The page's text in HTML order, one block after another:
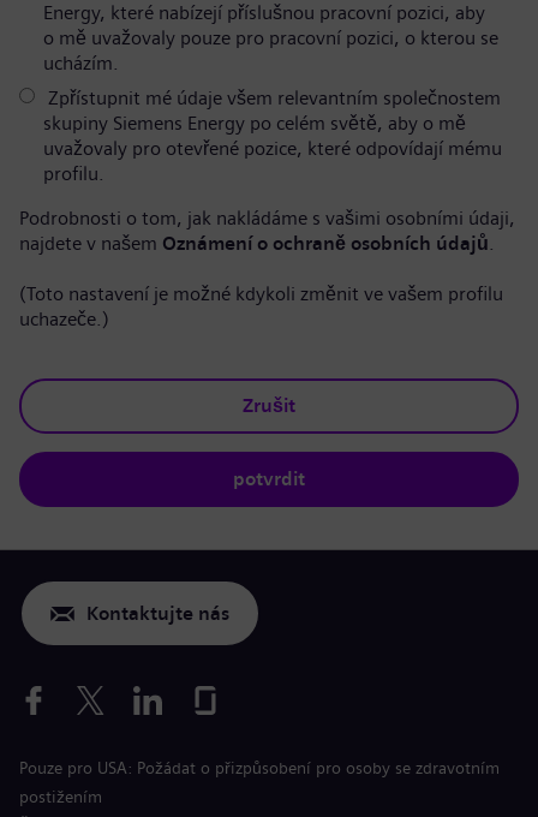
Energy, které nabízejí příslušnou pracovní pozici, aby
o mě uvažovaly pouze pro pracovní pozici, o kterou se
ucházím.
Zpřístupnit mé údaje všem relevantním společnostem
skupiny Siemens Energy po celém světě, aby o mě
uvažovaly pro otevřené pozice, které odpovídají mému
profilu.
Podrobnosti o tom, jak nakládáme s vašimi osobními údaji,
najdete v našem Oznámení o ochraně osobních údajů.
(Toto nastavení je možné kdykoli změnit ve vašem profilu
uchazeče.)
Zrušit
potvrdit
Kontaktujte nás
Pouze pro USA: Požádat o přizpůsobení pro osoby se zdravotním
postižením